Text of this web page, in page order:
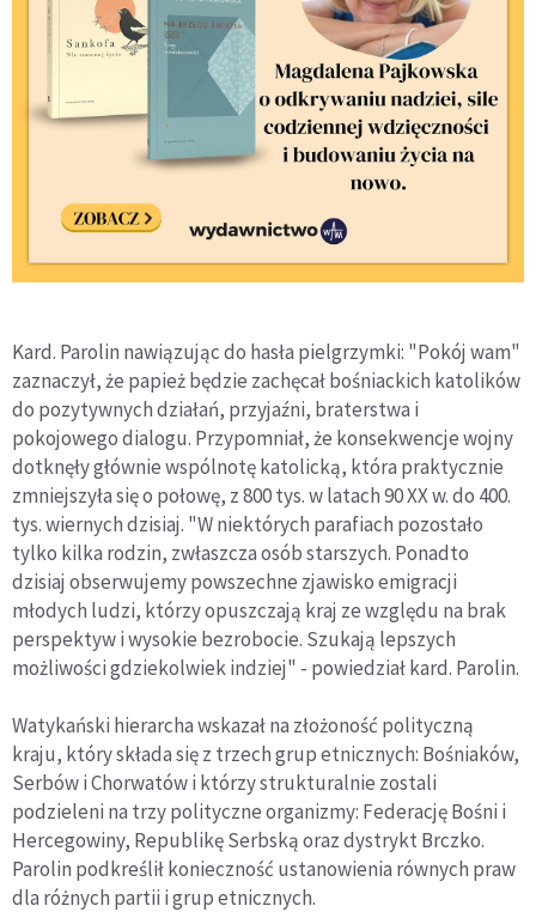
Kard. Parolin nawiązując do hasła pielgrzymki: "Pokój wam"
zaznaczył, że papież będzie zachęcał bośniackich katolików
do pozytywnych działań, przyjaźni, braterstwa i
pokojowego dialogu. Przypomniał, że konsekwencje wojny
dotknęły głównie wspólnotę katolicką, która praktycznie
zmniejszyła się o połowę, z 800 tys. w latach 90 XX w. do 400.
tys. wiernych dzisiaj. "W niektórych parafiach pozostało
tylko kilka rodzin, zwłaszcza osób starszych. Ponadto
dzisiaj obserwujemy powszechne zjawisko emigracji
młodych ludzi, którzy opuszczają kraj ze względu na brak
perspektyw i wysokie bezrobocie. Szukają lepszych
możliwości gdziekolwiek indziej" - powiedział kard. Parolin.
Watykański hierarcha wskazał na złożoność polityczną
kraju, który składa się z trzech grup etnicznych: Bośniaków,
Serbów i Chorwatów i którzy strukturalnie zostali
podzieleni na trzy polityczne organizmy: Federację Bośni i
Hercegowiny, Republikę Serbską oraz dystrykt Brczko.
Parolin podkreślił konieczność ustanowienia równych praw
dla różnych partii i grup etnicznych.